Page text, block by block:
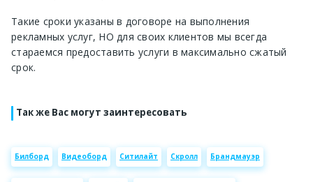
Такие сроки указаны в договоре на выполнения
рекламных услуг, НО для своих клиентов мы всегда
стараемся предоставить услуги в максимально сжатый
срок.
Так же Вас могут заинтересовать
Билборд Видеоборд Ситилайт Скролл Брандмауэр